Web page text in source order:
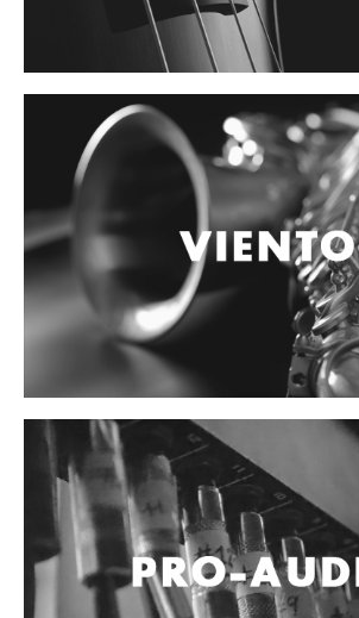
Maquinas de humo y escenario
Cables y Conectores
Instrumento
Micrófono
Sonido
Parlante
Espigas y conectores
Accesorios
Otros Instrumentos de Cuerdas
Ukulele
Mandolina
Banjo